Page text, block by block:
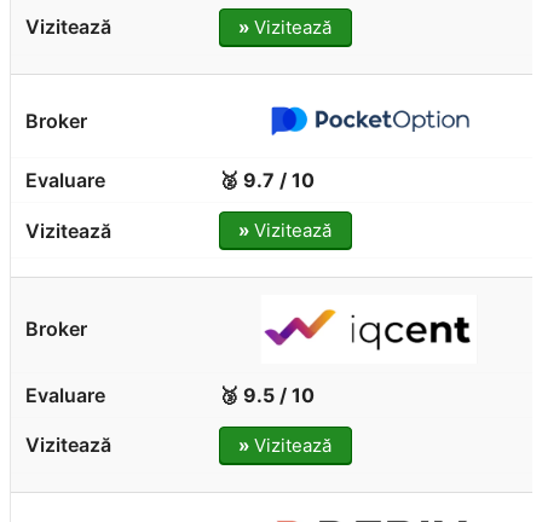
» Vizitează
🥈 9.7 / 10
» Vizitează
🥉 9.5 / 10
» Vizitează